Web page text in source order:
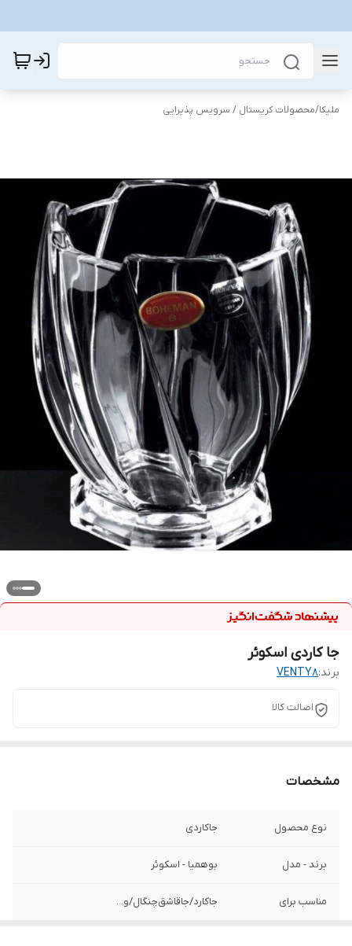
ملیکا/محصولات کریستال / سرویس پذیرایی
جا کاردی اسکوئر
برند:VENTY8
اصالت کالا
مشخصات
نوع محصول جا‌کاردی
برند - مدل بوهمیا - اسکوئر
مناسب برای جاکارد‌/‌جا‌قاشق‌چنگال‌/‌و...